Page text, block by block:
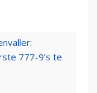
777-9’s te